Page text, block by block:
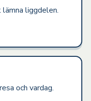
liggdelen.
och vardag.